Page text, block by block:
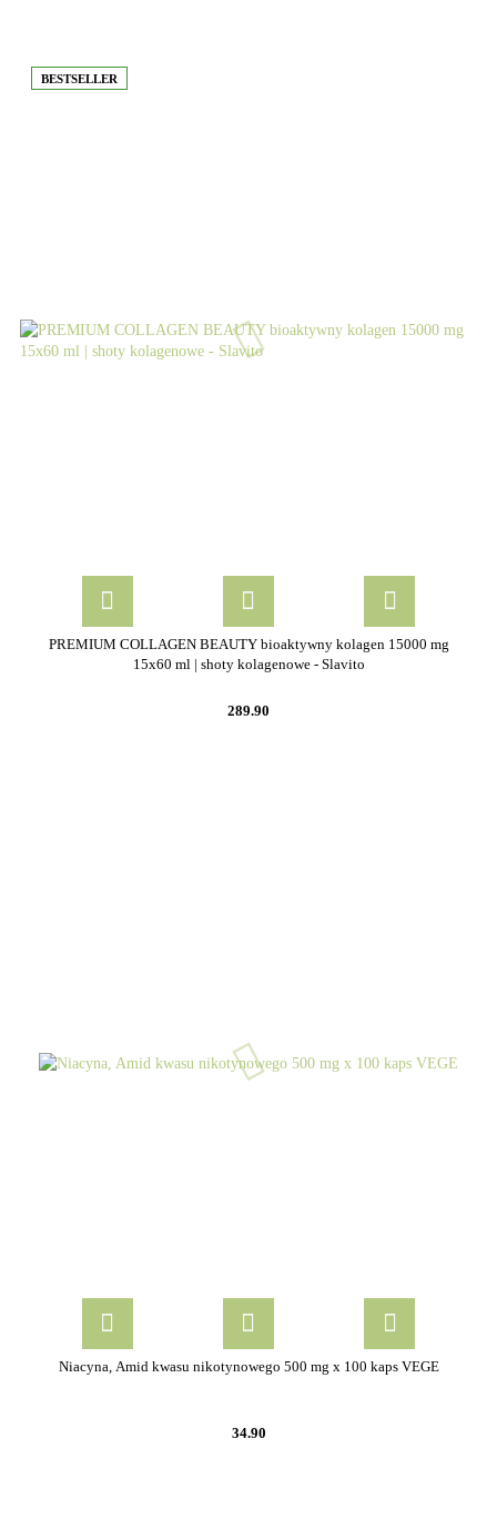
BESTSELLER
PREMIUM COLLAGEN BEAUTY bioaktywny kolagen 15000 mg
15x60 ml | shoty kolagenowe - Slavito
289.90
Niacyna, Amid kwasu nikotynowego 500 mg x 100 kaps VEGE
34.90